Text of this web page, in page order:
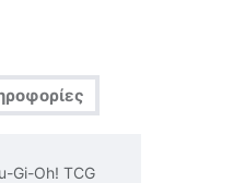
Gi-Oh! TCG